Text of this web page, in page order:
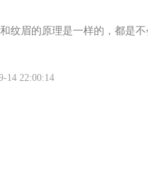
纹眉的原理是一样的，都是
14 22:00:14